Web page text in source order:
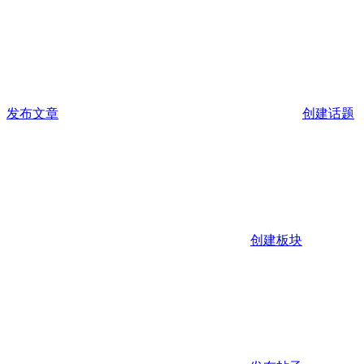
发布文章 创建话题
创建板块